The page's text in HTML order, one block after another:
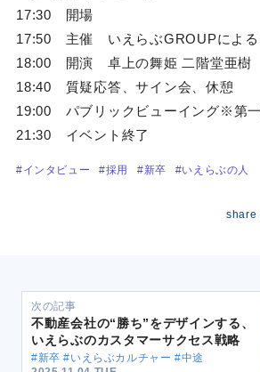
17:30 開場
17:50 主催 いえらぶGROUPによる
18:00 開演 卓上の舞姫 二階堂亜樹
18:40 質疑応答、サイン会、休憩
19:00 パブリックビューイング※第
21:30 イベント終了
#インタビュー #採用 #新卒 #いえらぶの人
share
次の記事
不動産会社の“勝ち”をデザインする、
いえらぶのカスタマーサクセス戦略
#新卒 #いえらぶカルチャー #中途